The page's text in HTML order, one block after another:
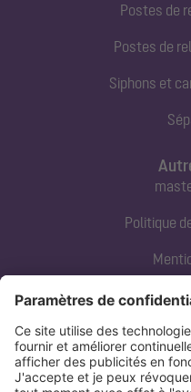
Postes de
Postes de
Siphons et
Tel:+33
Email:
Politique